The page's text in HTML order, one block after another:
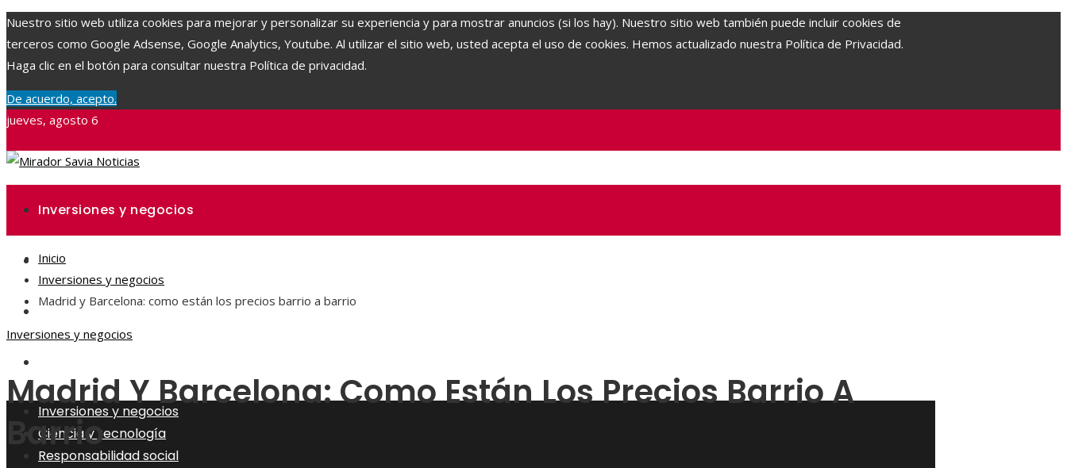
Nuestro sitio web utiliza cookies para mejorar y personalizar su experiencia y para mostrar anuncios (si los hay). Nuestro sitio web también puede incluir cookies de
terceros como Google Adsense, Google Analytics, Youtube. Al utilizar el sitio web, usted acepta el uso de cookies. Hemos actualizado nuestra Política de Privacidad.
Haga clic en el botón para consultar nuestra Política de privacidad.
De acuerdo, acepto.
jueves, agosto 6
Inversiones y negocios
Ciencia y tecnología
Responsabilidad social
Inversiones y negocios
Ciencia y tecnología
Responsabilidad social
Inicio
Inversiones y negocios
Madrid y Barcelona: como están los precios barrio a barrio
Inversiones y negocios
Madrid Y Barcelona: Como Están Los Precios Barrio A
Barrio